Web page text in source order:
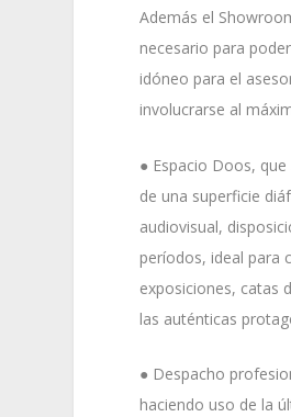
Además el
necesario para
idóneo para el
involucrarse al
● Espacio Doos,
de una superficie
audiovisual,
períodos, ideal para
exposiciones, catas
las auténticas
● Despacho
haciendo uso de la